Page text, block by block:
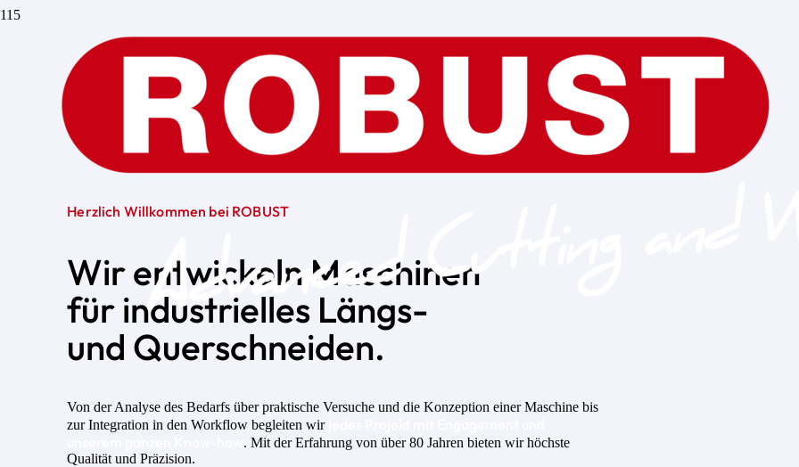
Herzlich Willkommen bei ROBUST
Wir entwickeln Maschinen
für industrielles Längs-
und Querschneiden.
Von der Analyse des Bedarfs über praktische Versuche und die Konzeption einer Maschine bis
zur Integration in den Workflow begleiten wir
. Mit der Erfahrung von über 80 Jahren bieten wir höchste
Qualität und Präzision.